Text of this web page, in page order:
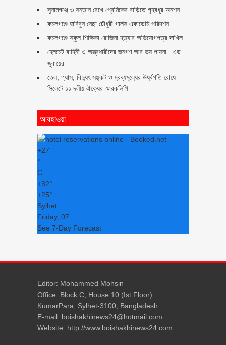
সুনামগঞ্জে ৩ সন্তান রেখে প্রেমিকের বাড়িতে গৃহবধূর অনশন
কমলগঞ্জে হাবিবুন নেছা চৌধুরী গার্লস একাডেমি পরিদর্শন
কমলগঞ্জে স্কুল শিক্ষিকা রোজিনা হত্যার অভিযোগপত্র দাখিল
হেলমেট বাহিনী ও অস্ত্রধারীদের জনগণ আর ভয় পায়না : এড.
জুবায়ের
তেল, গ্যাস, বিদ্যুৎ সঙ্কট ও দ্রব্যমূল্যের ঊর্ধ্বগতি রোধে
সিলেটে ১১ দলীয় ঐক্যের স্মারকলিপি
আবহাওয়া
+27
°
C
+32°
+25°
Sylhet
Friday, 07
See 7-Day Forecast
Editor: Mohammed Mohsin
Office: Block C, House 10 (Ist Floor)
KumarPara, Sylhet-3100, Bangladesh
E-mail: boishakhinews24@hotmail.com
Website: http://www.boishakhinews24.com